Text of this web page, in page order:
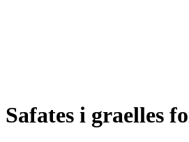
Safates i graelles